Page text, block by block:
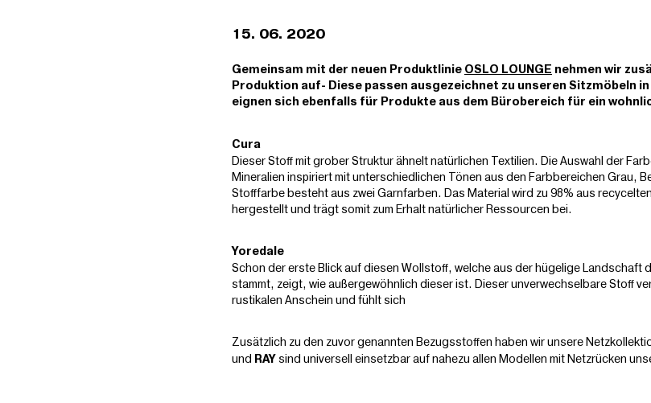
15. 06. 2020
Gemeinsam mit der neuen Produktlinie OSLO LOUNGE nehmen wir
Produktion auf- Diese passen ausgezeichnet zu unseren Sitzmöbeln
eignen sich ebenfalls für Produkte aus dem Bürobereich für ein
Cura
Dieser Stoff mit grober Struktur ähnelt natürlichen Textilien. Die Auswahl der
Mineralien inspiriert mit unterschiedlichen Tönen aus den Farbbereichen Grau,
Stofffarbe besteht aus zwei Garnfarben. Das Material wird zu 98% aus
hergestellt und trägt somit zum Erhalt natürlicher Ressourcen bei.
Yoredale
Schon der erste Blick auf diesen Wollstoff, welche aus der hügelige Landschaft
stammt, zeigt, wie außergewöhnlich dieser ist. Dieser unverwechselbare Stoff
rustikalen Anschein und fühlt sich
Zusätzlich zu den zuvor genannten Bezugsstoffen haben wir unsere
und RAY sind universell einsetzbar auf nahezu allen Modellen mit Netzrücken